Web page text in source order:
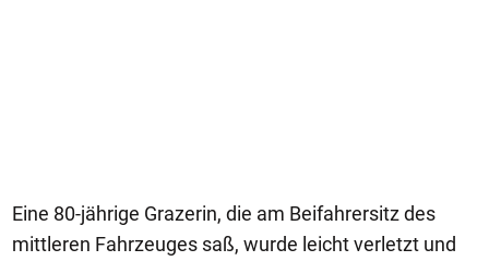
Eine 80-jährige Grazerin, die am Beifahrersitz des
mittleren Fahrzeuges saß, wurde leicht verletzt und